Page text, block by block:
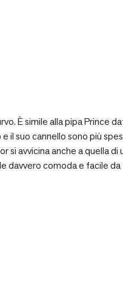
È simile alla pipa Prince
suo cannello sono più
avvicina anche a quella di
davvero comoda e facile da